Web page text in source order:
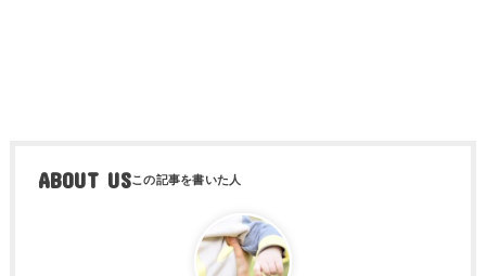
ABOUT US